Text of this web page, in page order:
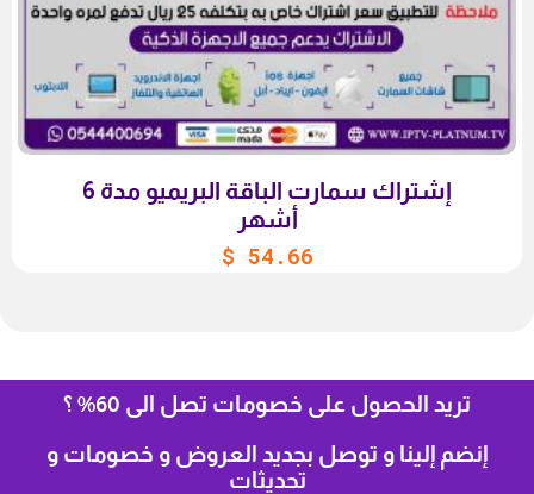
إشتراك سمارت الباقة البريميو مدة 6
أشهر
$ 54.66
تريد الحصول على خصومات تصل الى 60% ؟
إنضم إلينا و توصل بجديد العروض و خصومات و
تحديثات